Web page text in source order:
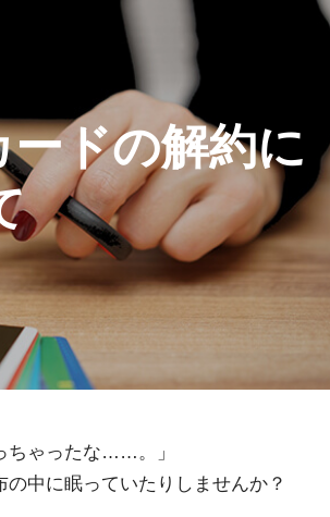
ドの解約に
ちゃったな……。」
中に眠っていたりしませんか？